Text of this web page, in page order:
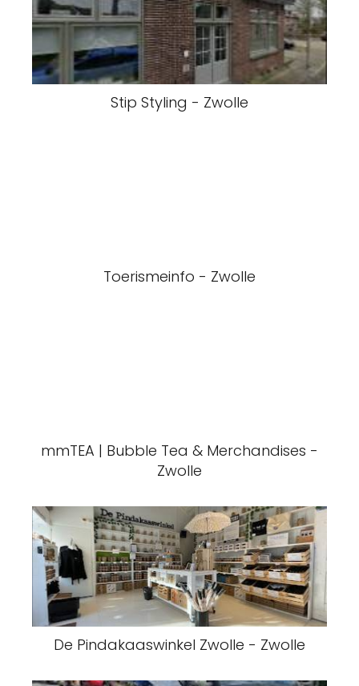
Stip Styling - Zwolle
Toerismeinfo - Zwolle
mmTEA | Bubble Tea & Merchandises -
Zwolle
De Pindakaaswinkel Zwolle - Zwolle